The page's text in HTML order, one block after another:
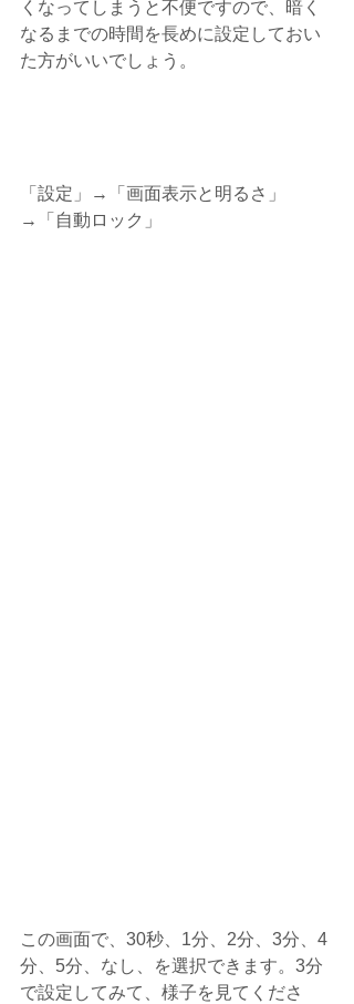
くなってしまうと不便ですので、暗く
なるまでの時間を長めに設定しておい
た方がいいでしょう。
「設定」→「画面表示と明るさ」
→「自動ロック」
この画面で、30秒、1分、2分、3分、4
分、5分、なし、を選択できます。3分
で設定してみて、様子を見てくださ